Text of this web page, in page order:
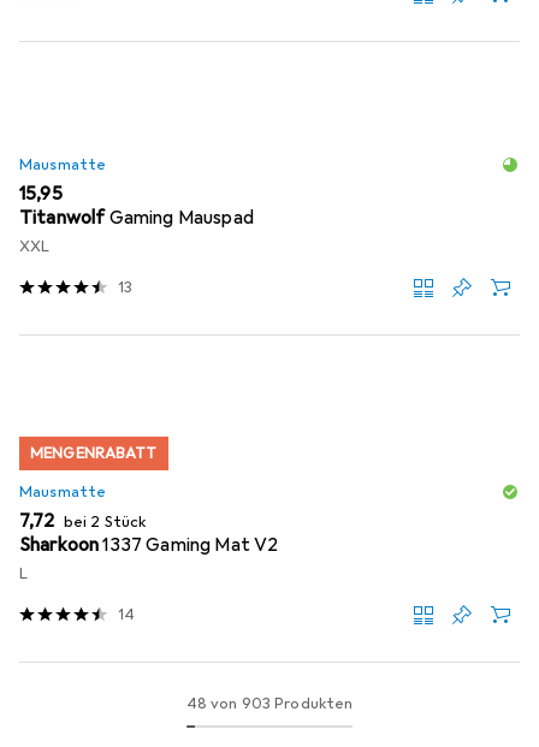
Mausmatte
EUR
15,95
TitanwolfGaming Mauspad
XXL
13
MENGENRABATT
Mausmatte
EUR
7,72 bei 2 Stück
Sharkoon1337 Gaming Mat V2
L
14
48 von 903 Produkten